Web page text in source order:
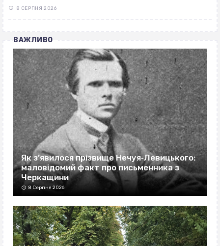
8 СЕРПНЯ 2026
ВАЖЛИВО
Як з’явилося прізвище Нечуя‐Левицького:
маловідомий факт про письменника з
Черкащини
8 Серпня 2026